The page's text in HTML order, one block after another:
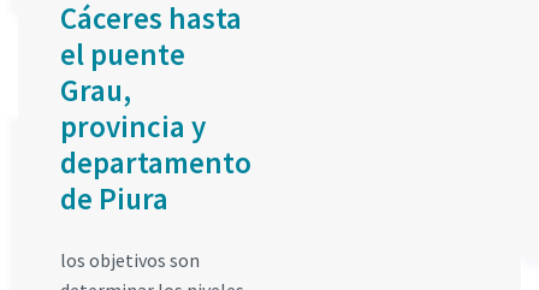
Cáceres hasta
el puente
Grau,
provincia y
departamento
de Piura
los objetivos son